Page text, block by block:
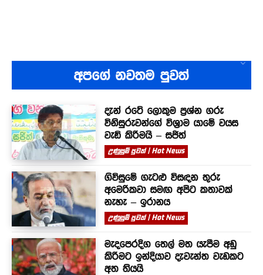
අපගේ නවතම පුවත්
දැන් රටේ ලොකුම ප්‍රශ්න ගරු
විනිසුරුවන්ගේ විශ්‍රාම යාමේ වයස
වැඩි කිරීමයි – සජිත්
උණුසුම් පුවත් | Hot News
ගිවිසුමේ ගැටළු විසඳන තුරු
අමෙරිකවා සමඟ අපිට කතාවක්
නැහැ – ඉරානය
උණුසුම් පුවත් | Hot News
මැදපෙරදිග තෙල් මත යැපීම අඩු
කිරීමට ඉන්දියාව දැවැන්ත වැඩකට
අත තියයි